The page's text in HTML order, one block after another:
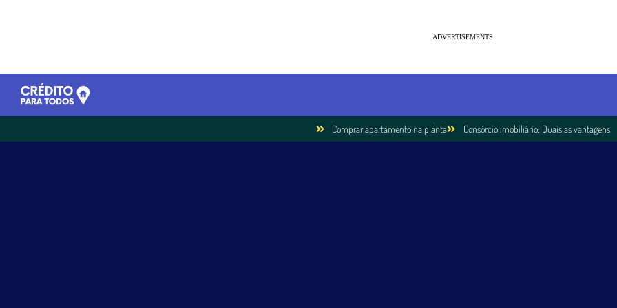
ADVERTISEMENTS
Comprar apartamento na planta Consórcio imobiliário: Quais as vantagens